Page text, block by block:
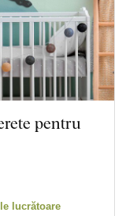
pentru
lucrătoare